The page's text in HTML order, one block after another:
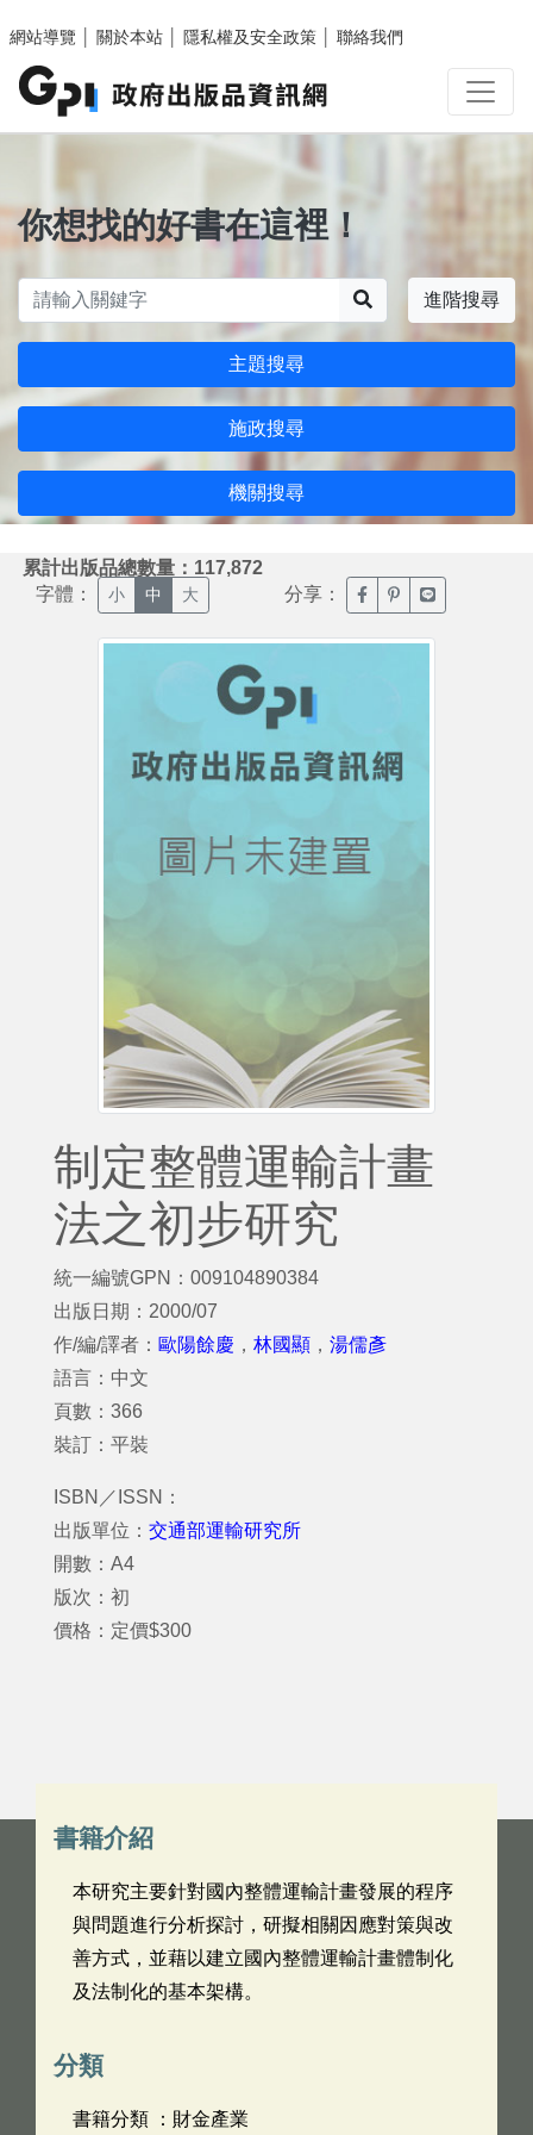
網站導覽
關於本站 隱私權及安全政策 聯絡我們
你想找的好書在這裡！
進階搜尋
主題搜尋
施政搜尋
機關搜尋
累計出版品總數量：117,872
字體： 小 中 大 分享： 臉書分享(另開新視窗)
噗浪分享(另開新
Line分享(另
制定整體運輸計畫
法之初步研究
統一編號GPN：009104890384
出版日期：2000/07
作/編/譯者： 歐陽餘慶 ， 林國顯 ， 湯儒彥
語言：中文
頁數：366
裝訂：平裝
ISBN／ISSN：
出版單位： 交通部運輸研究所
開數：A4
版次：初
價格：定價$300
書籍介紹
本研究主要針對國內整體運輸計畫發展的程序
與問題進行分析探討，研擬相關因應對策與改
善方式，並藉以建立國內整體運輸計畫體制化
及法制化的基本架構。
分類
書籍分類 ：財金產業